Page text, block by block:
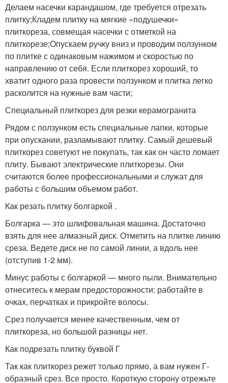
Делаем насечки карандашом, где требуется отрезать
плитку;Кладем плитку на мягкие «подушечки»
плиткореза, совмещая насечки с отметкой на
плиткорезе;Опускаем ручку вниз и проводим ползунком
по плитке с одинаковым нажимом и скоростью по
направлению от себя. Если плиткорез хороший, то
хватит одного раза провести ползунком и плитка легко
расколится на нужные вам части;
Специальный плиткорез для резки керамогранита
Рядом с ползунком есть специальные лапки, которые
при опускании, разламывают плитку. Самый дешевый
плиткорез советуют не покупать, так как он часто ломает
плиту. Бывают электрические плиткорезы. Они
считаются более профессиональными и служат для
работы с большим объемом работ.
Как резать плитку болгаркой .
Болгарка — это шлифовальная машина. Достаточно
взять для нее алмазный диск. Отметить на плитке линию
среза. Ведете диск не по самой линии, а вдоль нее
(отступив 1-2 мм).
Минус работы с болгаркой — много пыли. Внимательно
отнеситесь к мерам предосторожности: работайте в
очках, перчатках и прикройте волосы.
Срез получается менее качественным, чем от
плиткореза, но большой разницы нет.
Как подрезать плитку буквой Г
Так как плиткорез режет только прямо, а вам нужен Г-
образный срез. Все просто. Короткую сторону отрежьте